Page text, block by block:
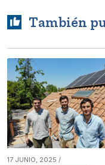
También
17 JUNIO, 2025 /